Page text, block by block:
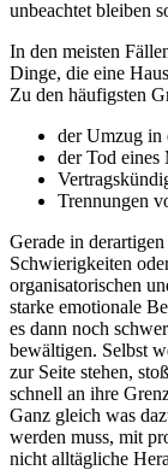
unbeachtet bleiben
In den meisten
Dinge, die eine
Zu den häufigsten
der Umzug in
der Tod eines
Trennungen
Gerade in
Schwierigkeiten
organisatorischen
starke emotionale
es dann noch
bewältigen. Selbst
zur Seite stehen,
schnell an ihre
Ganz gleich was
werden muss, mit
nicht alltägliche